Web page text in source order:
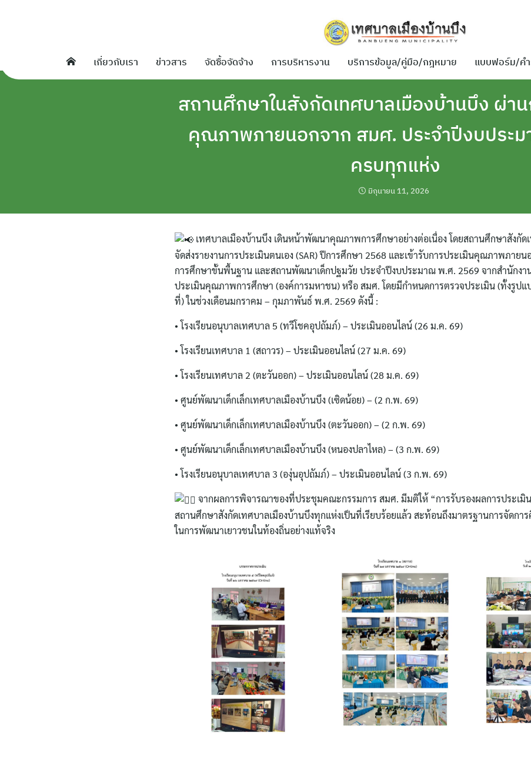
เกี่ยวกับเรา ข่าวสาร จัดซื้อจัดจ้าง การบริหารงาน บริการข้อมูล/คู่มือ/กฎหมาย แบบฟอร์ม/ค
สถานศึกษาในสังกัดเทศบาลเมืองบ้านบึง ผ่า
คุณภาพภายนอกจาก สมศ. ประจำปีงบประ
ครบทุกแห่ง
มิถุนายน 11, 2026
เทศบาลเมืองบ้านบึง เดินหน้าพัฒนาคุณภาพการศึกษาอย่างต่อเนื่อง โดยสถานศึกษาสังกัด
จัดส่งรายงานการประเมินตนเอง (SAR) ปีการศึกษา 2568 และเข้ารับการประเมินคุณภาพภาย
การศึกษาขั้นพื้นฐาน และสถานพัฒนาเด็กปฐมวัย ประจำปีงบประมาณ พ.ศ. 2569 จากสำนักงา
ประเมินคุณภาพการศึกษา (องค์การมหาชน) หรือ สมศ. โดยมีกำหนดการตรวจประเมิน (ทั้งรูป
ที่) ในช่วงเดือนมกราคม – กุมภาพันธ์ พ.ศ. 2569 ดังนี้ :
• โรงเรียนอนุบาลเทศบาล 5 (ทวีโชคอุปถัมภ์) – ประเมินออนไลน์ (26 ม.ค. 69)
• โรงเรียนเทศบาล 1 (สถาวร) – ประเมินออนไลน์ (27 ม.ค. 69)
• โรงเรียนเทศบาล 2 (ตะวันออก) – ประเมินออนไลน์ (28 ม.ค. 69)
• ศูนย์พัฒนาเด็กเล็กเทศบาลเมืองบ้านบึง (เซิดน้อย) – (2 ก.พ. 69)
• ศูนย์พัฒนาเด็กเล็กเทศบาลเมืองบ้านบึง (ตะวันออก) – (2 ก.พ. 69)
• ศูนย์พัฒนาเด็กเล็กเทศบาลเมืองบ้านบึง (หนองปลาไหล) – (3 ก.พ. 69)
• โรงเรียนอนุบาลเทศบาล 3 (องุ่นอุปถัมภ์) – ประเมินออนไลน์ (3 ก.พ. 69)
จากผลการพิจารณาของที่ประชุมคณะกรรมการ สมศ. มีมติให้ “การรับรองผลการประเ
สถานศึกษาสังกัดเทศบาลเมืองบ้านบึงทุกแห่งเป็นที่เรียบร้อยแล้ว สะท้อนถึงมาตรฐานการจัดกา
ในการพัฒนาเยาวชนในท้องถิ่นอย่างแท้จริง